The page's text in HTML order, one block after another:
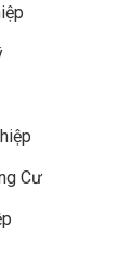
Cư